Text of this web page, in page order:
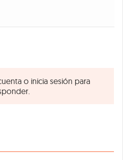
o inicia sesión para